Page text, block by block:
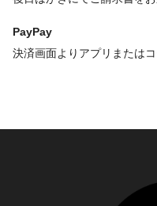
PayPay
決済画面よりアプリまたは